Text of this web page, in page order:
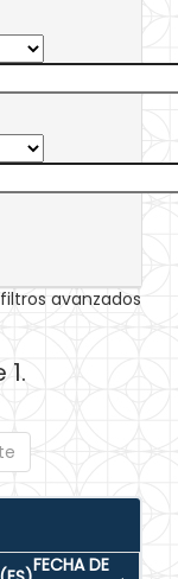
avanzados
FECHA DE